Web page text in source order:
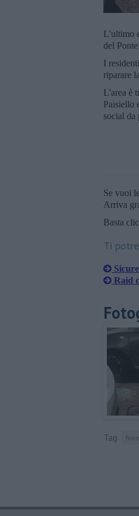
L'ultimo
del
I
riparare
L'area è
Paisiello
social da
Se vuoi
Arriva
Basta
Ti
Raid
Tag